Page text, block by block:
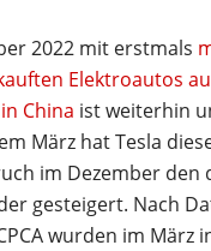
2022 mit erstmals
Elektroautos
China ist weiterhin
März hat Tesla
im Dezember
gesteigert. Nach
wurden im März